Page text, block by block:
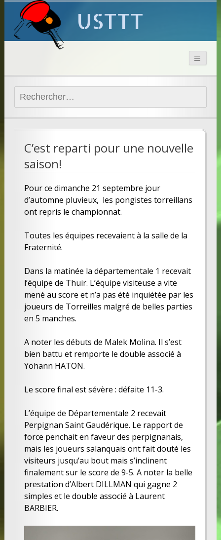
USTTT
Rechercher :
C’est reparti pour une nouvelle
saison!
Pour ce dimanche 21 septembre jour
d’automne pluvieux, les pongistes torreillans
ont repris le championnat.
Toutes les équipes recevaient à la salle de la
Fraternité.
Dans la matinée la départementale 1 recevait
l’équipe de Thuir. L’équipe visiteuse a vite
mené au score et n’a pas été inquiétée par les
joueurs de Torreilles malgré de belles parties
en 5 manches.
A noter les débuts de Malek Molina. Il s’est
bien battu et remporte le double associé à
Yohann HATON.
Le score final est sévère : défaite 11-3.
L’équipe de Départementale 2 recevait
Perpignan Saint Gaudérique. Le rapport de
force penchait en faveur des perpignanais,
mais les joueurs salanquais ont fait douté les
visiteurs jusqu’au bout mais s’inclinent
finalement sur le score de 9-5. A noter la belle
prestation d’Albert DILLMAN qui gagne 2
simples et le double associé à Laurent
BARBIER.